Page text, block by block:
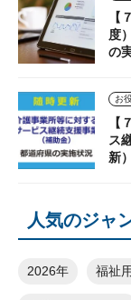
【
度
の
【
ス
新）
人気のジャ
2026年 福祉